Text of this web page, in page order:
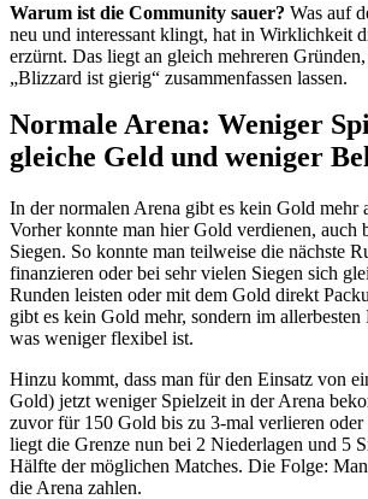
Warum ist die Community sauer? Was auf
neu und interessant klingt, hat in Wirklichkeit
erzürnt. Das liegt an gleich mehreren
„Blizzard ist gierig“ zusammenfassen lassen.
Normale Arena: Weniger
gleiche Geld und weniger
In der normalen Arena gibt es kein Gold mehr
Vorher konnte man hier Gold verdienen, auch
Siegen. So konnte man teilweise die nächste
finanzieren oder bei sehr vielen Siegen sich
Runden leisten oder mit dem Gold direkt
gibt es kein Gold mehr, sondern im
was weniger flexibel ist.
Hinzu kommt, dass man für den Einsatz von
Gold) jetzt weniger Spielzeit in der Arena
zuvor für 150 Gold bis zu 3-mal verlieren
liegt die Grenze nun bei 2 Niederlagen und 5
Hälfte der möglichen Matches. Die Folge:
die Arena zahlen.